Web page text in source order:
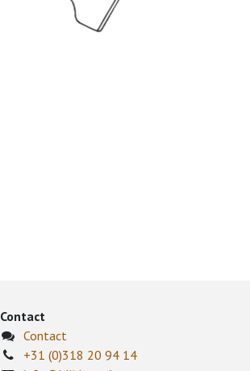
Contact
Contact
+31 (0)318 20 94 14